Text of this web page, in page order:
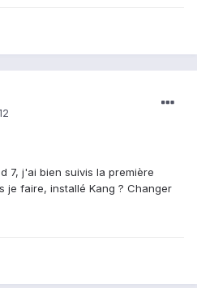
7, j'ai bien suivis la première
je faire, installé Kang ? Changer